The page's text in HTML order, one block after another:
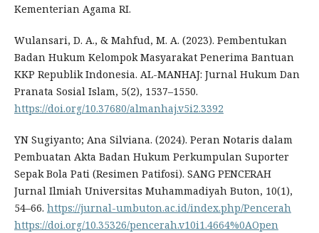
Kementerian Agama RI.
Wulansari, D. A., & Mahfud, M. A. (2023). Pembentukan
Badan Hukum Kelompok Masyarakat Penerima Bantuan
KKP Republik Indonesia. AL-MANHAJ: Jurnal Hukum Dan
Pranata Sosial Islam, 5(2), 1537–1550.
https://doi.org/10.37680/almanhaj.v5i2.3392
YN Sugiyanto; Ana Silviana. (2024). Peran Notaris dalam
Pembuatan Akta Badan Hukum Perkumpulan Suporter
Sepak Bola Pati (Resimen Patifosi). SANG PENCERAH
Jurnal Ilmiah Universitas Muhammadiyah Buton, 10(1),
54–66. https://jurnal-umbuton.ac.id/index.php/Pencerah
https://doi.org/10.35326/pencerah.v10i1.4664%0AOpen